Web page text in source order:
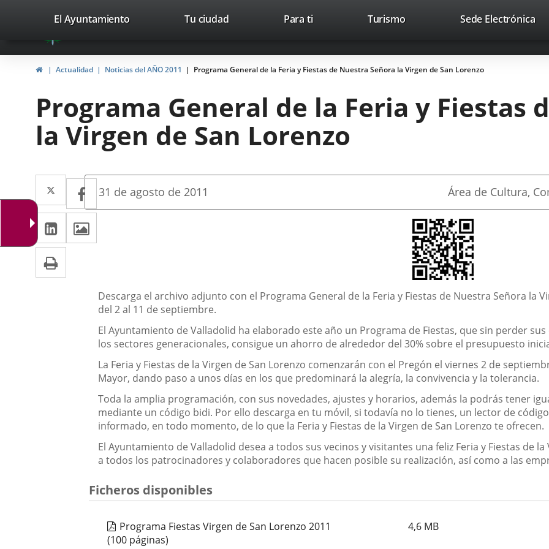
Portal
Web
del
Valladolid
avaTop Trabaja con nosotros Contacto
valladolid.es
El Ayuntamiento Tu ciudad Para ti TurismoEste
abrirá
en
ventana
nueva.
Sede Electrónica
InicioActualidad Noticias del AÑO 2011 Programa General de la Feria y Fiestas de Nuestra Señora la Virgen de San Lorenzo
Programa General de la Feria y Fiestas
la Virgen de San Lorenzo
Twitter
Enlace
a
una
aplicación
externa.
Facebook
Enlace
a
una
LinkedIn
Enlace
a
una
externa.
Imágenes
Fecha
la
31 de agosto de 2011 Fuente
la
noticia
Área de Cultura,
Descripción
Descarga el archivo adjunto con el Programa General de la Feria y Fiestas de Nuestra Señora la
del 2 al 11 de septiembre.
El Ayuntamiento de Valladolid ha elaborado este año un Programa de Fiestas, que sin perder
los sectores generacionales, consigue un ahorro de alrededor del 30% sobre el presupuesto
La Feria y Fiestas de la Virgen de San Lorenzo comenzarán con el Pregón el viernes 2 de
Mayor, dando paso a unos días en los que predominará la alegría, la convivencia y la tolerancia.
Toda la amplia programación, con sus novedades, ajustes y horarios, además la podrás tener
mediante un código bidi. Por ello descarga en tu móvil, si todavía no lo tienes, un lector de
informado, en todo momento, de lo que la Feria y Fiestas de la Virgen de San Lorenzo te ofrecen.
El Ayuntamiento de Valladolid desea a todos sus vecinos y visitantes una feliz Feria y Fiestas de
a todos los patrocinadores y colaboradores que hacen posible su realización, así como a las
Ficheros disponibles
Programa Fiestas Virgen de San Lorenzo 2011 4,6 MB
(100 páginas)